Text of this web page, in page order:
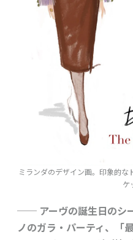
ミランダのデザイン画。印象的な
ケ
── アーヴの誕生日のシ
ノのガラ・パーティ、「